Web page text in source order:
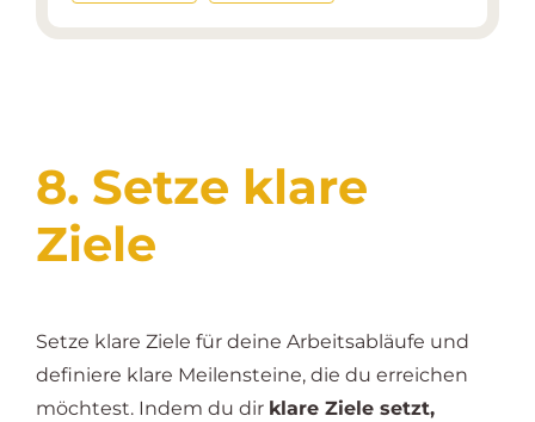
8. Setze klare
Ziele
Setze klare Ziele für deine Arbeitsabläufe und
definiere klare Meilensteine, die du erreichen
möchtest. Indem du dir klare Ziele setzt,